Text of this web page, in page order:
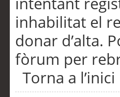
inhabilitat el
donar d’alta.
fòrum per
Torna a l’inici